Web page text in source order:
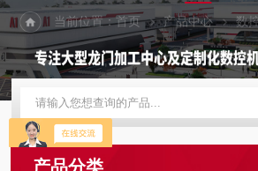
当前位置：首页 产品中心 数
产品分类